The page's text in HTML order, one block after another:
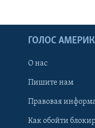
ГОЛОС
О нас
Пишите нам
Правовая
Как обойти